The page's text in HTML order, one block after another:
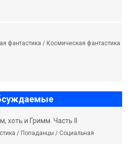
фантастика / Космическая фантастика
хоть и Гримм. Часть II
/ Попаданцы / Социальная